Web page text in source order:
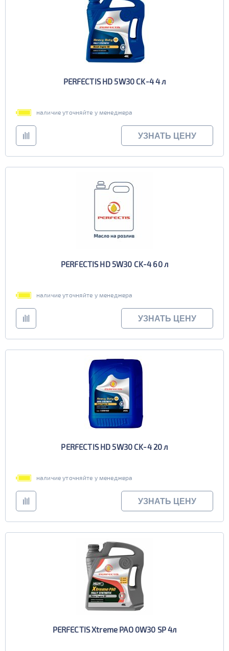
PERFECTIS HD 5W30 CK-4 4 л
наличие уточняйте у менеджера
УЗНАТЬ ЦЕНУ
PERFECTIS HD 5W30 CK-4 60 л
наличие уточняйте у менеджера
УЗНАТЬ ЦЕНУ
PERFECTIS HD 5W30 CK-4 20 л
наличие уточняйте у менеджера
УЗНАТЬ ЦЕНУ
PERFECTIS Xtreme PAO 0W30 SP 4л